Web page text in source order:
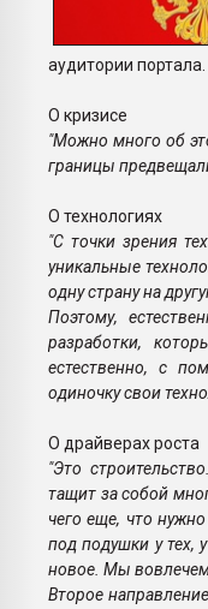
аудитории портала.
О кризисе
"Можно много об
границы
О технологиях
"С точки зрения
уникальные
одну страну на
Поэтому,
разработки,
естественно, с
одиночку свои
О драйверах роста
"Это
тащит за собой
чего еще, что
под подушки у тех,
новое. Мы вовлечем
Второе